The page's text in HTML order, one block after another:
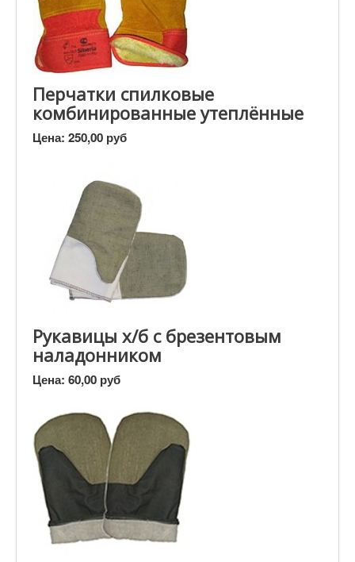
Перчатки спилковые
комбинированные утеплённые
Цена: 250,00 руб
Рукавицы х/б с брезентовым
наладонником
Цена: 60,00 руб